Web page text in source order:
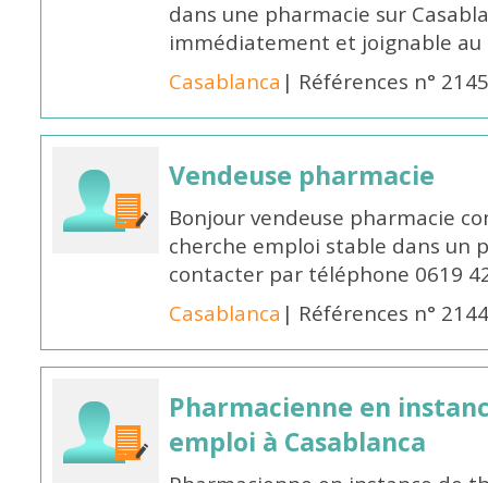
dans une pharmacie sur
immédiatement et joignable au
Casablanca | Références n°
Vendeuse pharmacie
Bonjour vendeuse pharmacie
cherche emploi stable dans un
contacter par téléphone 0619
Casablanca | Références n°
Pharmacienne en
emploi à Casablanca